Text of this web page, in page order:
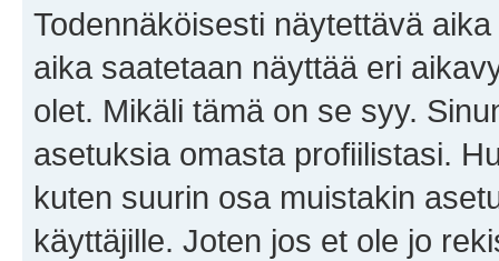
Todennäköisesti näytettävä
aika saatetaan näyttää eri
olet. Mikäli tämä on se syy.
asetuksia omasta profiilistasi.
kuten suurin osa muistakin
käyttäjille. Joten jos et ole jo